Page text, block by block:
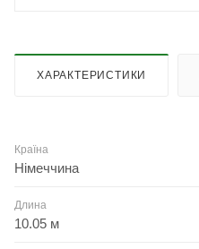
ХАРАКТЕРИСТИКИ
Країна
Німеччина
Длина
10.05 м